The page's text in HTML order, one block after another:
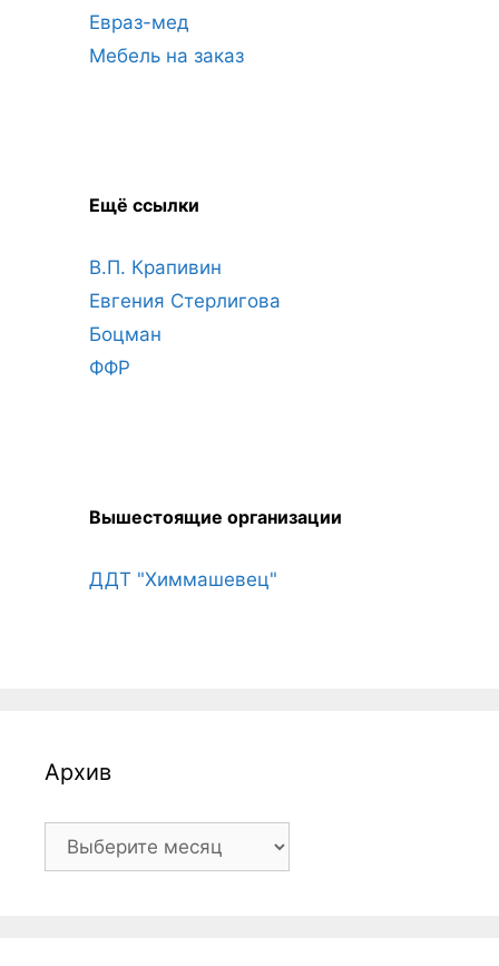
Евраз-мед
Мебель на заказ
Ещё ссылки
В.П. Крапивин
Евгения Стерлигова
Боцман
ФФР
Вышестоящие организации
ДДТ "Химмашевец"
Архив
Архив